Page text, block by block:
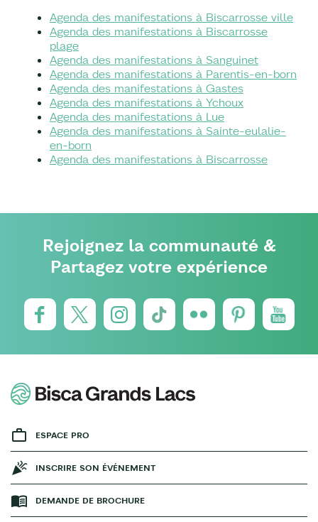
Agenda des manifestations à Biscarrosse ville
Agenda des manifestations à Biscarrosse
plage
Agenda des manifestations à Sanguinet
Agenda des manifestations à Parentis-en-born
Agenda des manifestations à Gastes
Agenda des manifestations à Ychoux
Agenda des manifestations à Lue
Agenda des manifestations à Sainte-eulalie-
en-born
Agenda des manifestations à Biscarrosse
Rejoignez la communauté &
Partagez votre expérience
ESPACE PRO
INSCRIRE SON ÉVÉNEMENT
DEMANDE DE BROCHURE